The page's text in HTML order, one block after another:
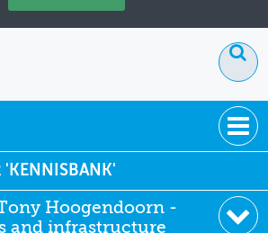
'KENNISBANK'
Hoogendoorn -
and infrastructure
Hoogendoorn - Bicycle crashes
characteristics